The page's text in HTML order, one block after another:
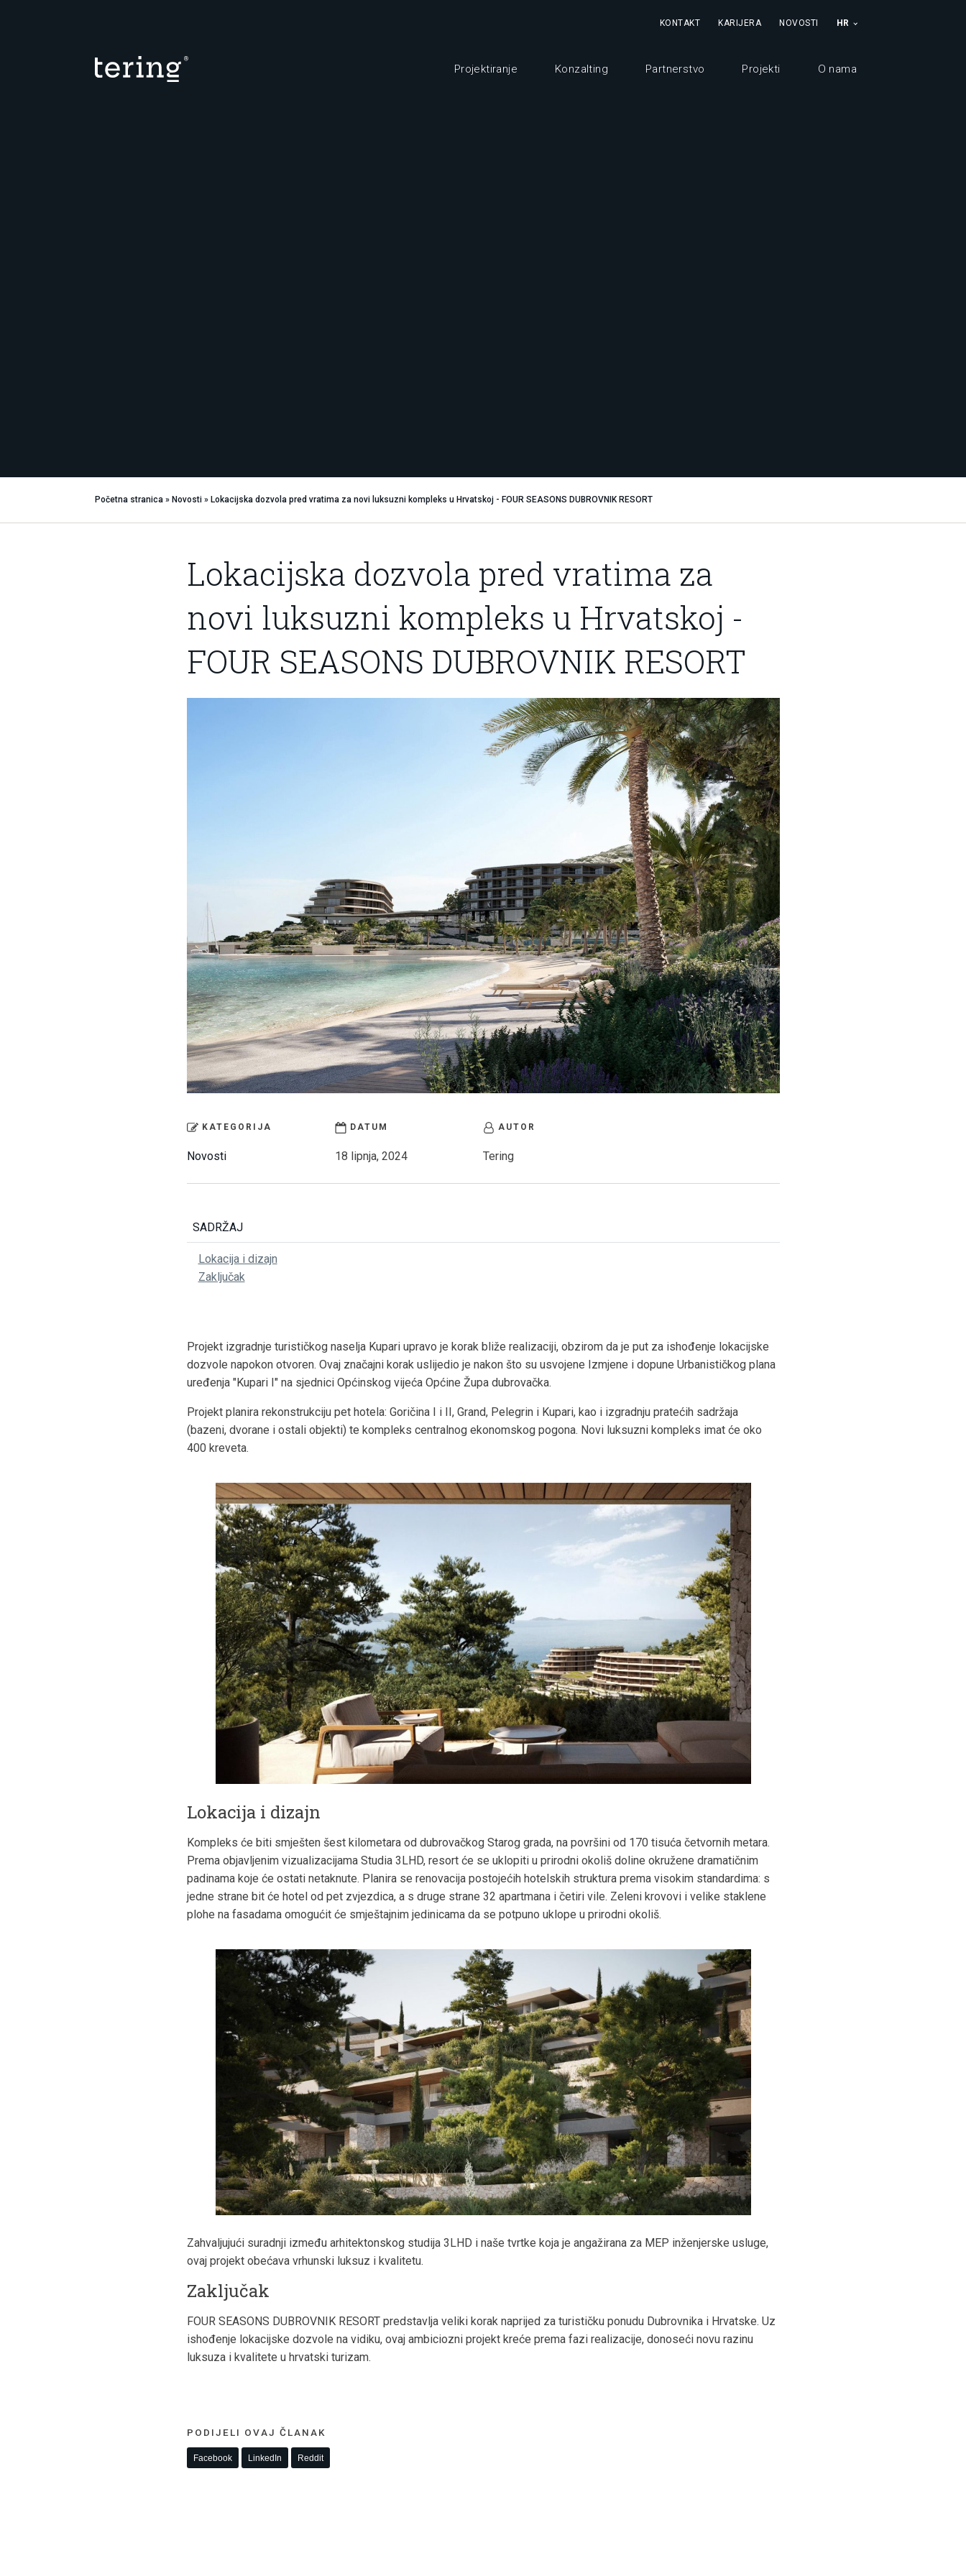
KONTAKT KARIJERA NOVOSTI HR
Projektiranje Konzalting Partnerstvo Projekti O nama
Početna stranica » Novosti » Lokacijska dozvola pred vratima za novi luksuzni kompleks u Hrvatskoj - FOUR SEASONS DUBROVNIK RESORT
Lokacijska dozvola pred vratima za
novi luksuzni kompleks u Hrvatskoj -
FOUR SEASONS DUBROVNIK RESORT
KATEGORIJA
Novosti
DATUM
18 lipnja, 2024
AUTOR
Tering
SADRŽAJ
Lokacija i dizajn
Zaključak
Projekt izgradnje turističkog naselja Kupari upravo je korak bliže realizaciji, obzirom da je put za ishođenje lokacijske
dozvole napokon otvoren. Ovaj značajni korak uslijedio je nakon što su usvojene Izmjene i dopune Urbanističkog plana
uređenja "Kupari I" na sjednici Općinskog vijeća Općine Župa dubrovačka.
Projekt planira rekonstrukciju pet hotela: Goričina I i II, Grand, Pelegrin i Kupari, kao i izgradnju pratećih sadržaja
(bazeni, dvorane i ostali objekti) te kompleks centralnog ekonomskog pogona. Novi luksuzni kompleks imat će oko
400 kreveta.
Lokacija i dizajn
Kompleks će biti smješten šest kilometara od dubrovačkog Starog grada, na površini od 170 tisuća četvornih metara.
Prema objavljenim vizualizacijama Studia 3LHD, resort će se uklopiti u prirodni okoliš doline okružene dramatičnim
padinama koje će ostati netaknute. Planira se renovacija postojećih hotelskih struktura prema visokim standardima: s
jedne strane bit će hotel od pet zvjezdica, a s druge strane 32 apartmana i četiri vile. Zeleni krovovi i velike staklene
plohe na fasadama omogućit će smještajnim jedinicama da se potpuno uklope u prirodni okoliš.
Zahvaljujući suradnji između arhitektonskog studija 3LHD i naše tvrtke koja je angažirana za MEP inženjerske usluge,
ovaj projekt obećava vrhunski luksuz i kvalitetu.
Zaključak
FOUR SEASONS DUBROVNIK RESORT predstavlja veliki korak naprijed za turističku ponudu Dubrovnika i Hrvatske. Uz
ishođenje lokacijske dozvole na vidiku, ovaj ambiciozni projekt kreće prema fazi realizacije, donoseći novu razinu
luksuza i kvalitete u hrvatski turizam.
PODIJELI OVAJ ČLANAK
Facebook LinkedIn Reddit